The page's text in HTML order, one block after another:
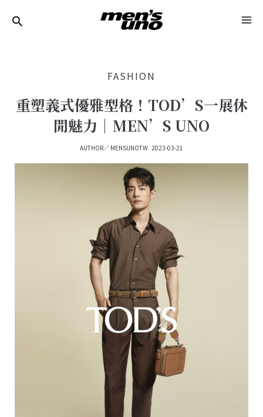
FASHION
重塑義式優雅型格！TOD’S一展休
閒魅力｜MEN’S UNO
AUTHOR／ MENSUNOTW 2023-03-21
Navigation